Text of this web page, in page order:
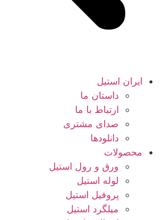
ایران استیل
داستان ما
ارتباط با ما
صدای مشتری
دانلود‌ها
محصولات
ورق و رول استیل
لوله استیل
پروفیل استیل
میلگرد استیل